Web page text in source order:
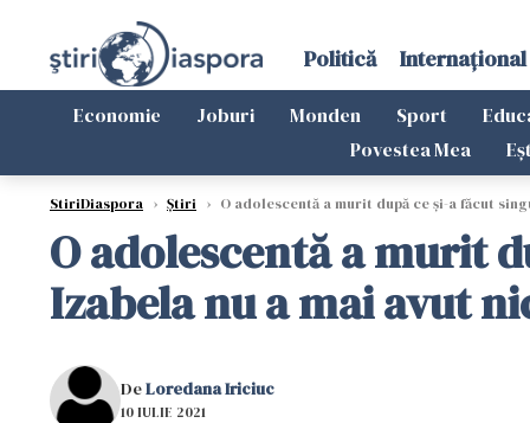
Politică Internațional
Economie Joburi Monden Sport
Povestea Mea
StiriDiaspora › Știri › O adolescentă a murit după ce și-a făcut
O adolescentă a murit
Izabela nu a mai avut
DeLoredana Iriciuc
10 IULIE 2021